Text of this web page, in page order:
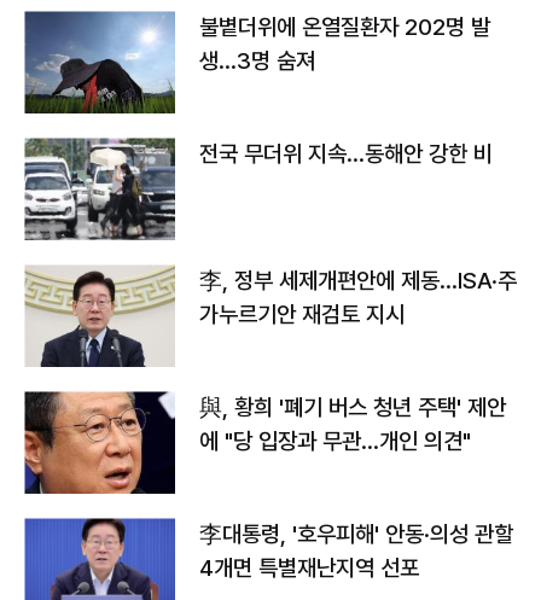
불볕더위에 온열질환자 202명 발
생…3명 숨져
전국 무더위 지속…동해안 강한 비
李, 정부 세제개편안에 제동…ISA·주
가누르기안 재검토 지시
與, 황희 '폐기 버스 청년 주택' 제안
에 "당 입장과 무관…개인 의견"
李대통령, '호우피해' 안동·의성 관할
4개면 특별재난지역 선포